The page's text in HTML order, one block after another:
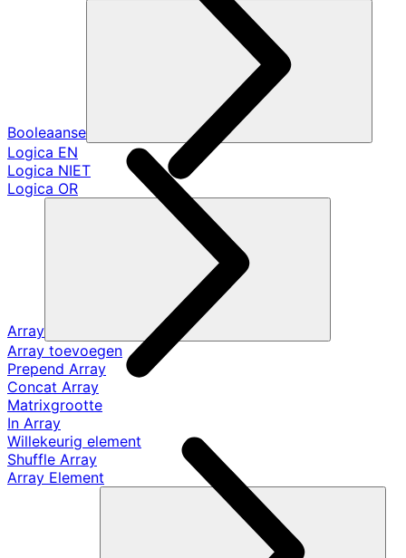
Booleaanse
Logica EN
Logica NIET
Logica OR
Array
Array toevoegen
Prepend Array
Concat Array
Matrixgrootte
In Array
Willekeurig element
Shuffle Array
Array Element